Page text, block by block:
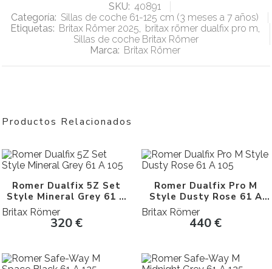
SKU: 40891
Categoría: Sillas de coche 61-125 cm (3 meses a 7 años)
Etiquetas: Britax Römer 2025, britax römer dualfix pro m,
Sillas de coche Britax Römer
Marca: Britax Römer
Productos Relacionados
Romer Dualfix 5Z Set
Style Mineral Grey 61 A
105
Britax Römer
320€
Romer Dualfix Pro M
Style Dusty Rose 61 A
105
Britax Römer
440€